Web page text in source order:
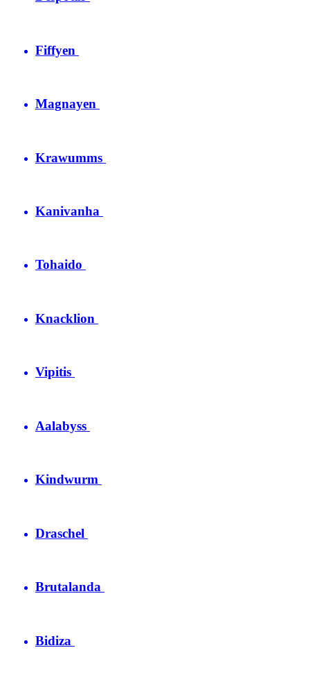
Fiffyen
Magnayen
Krawumms
Kanivanha
Tohaido
Knacklion
Vipitis
Aalabyss
Kindwurm
Draschel
Brutalanda
Bidiza